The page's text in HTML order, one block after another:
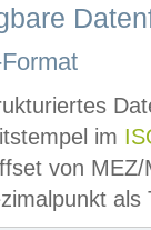
im
von MEZ/
als